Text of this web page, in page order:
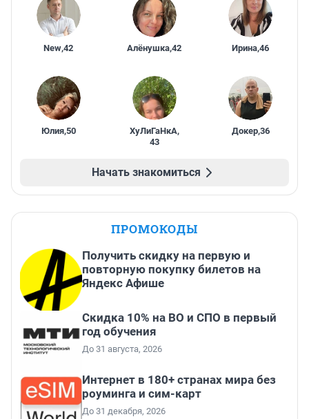
New,42 Алёнушка,42 Ирина,46
Юлия,50 ХуЛиГаНкА,
43
Докер,36
Начать знакомиться
ПРОМОКОДЫ
Получить скидку на первую и
повторную покупку билетов на
Яндекс Афише
Скидка 10% на ВО и СПО в первый
год обучения
До 31 августа, 2026
Интернет в 180+ странах мира без
роуминга и сим-карт
До 31 декабря, 2026